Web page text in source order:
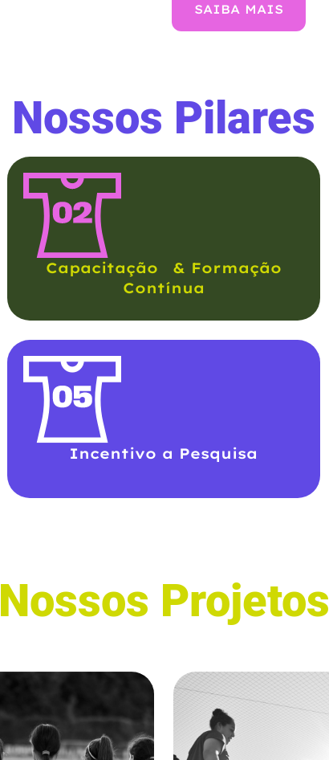
SAIBA MAIS
Nossos Pilares
Capacitação & Formação
Contínua
Incentivo a Pesquisa
Nossos Projetos